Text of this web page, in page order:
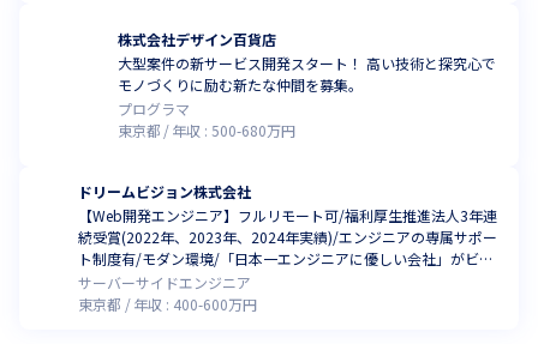
株式会社デザイン百貨店
大型案件の新サービス開発スタート！ 高い技術と探究心で
モノづくりに励む新たな仲間を募集。
プログラマ
東京都
年収 :500-680万円
ドリームビジョン株式会社
【Web開発エンジニア】フルリモート可/福利厚生推進法人3年連
続受賞(2022年、2023年、2024年実績)/エンジニアの専属サポー
ト制度有/モダン環境/「日本一エンジニアに優しい会社」がビジ
ョン
サーバーサイドエンジニア
東京都
年収 : 400-600万円